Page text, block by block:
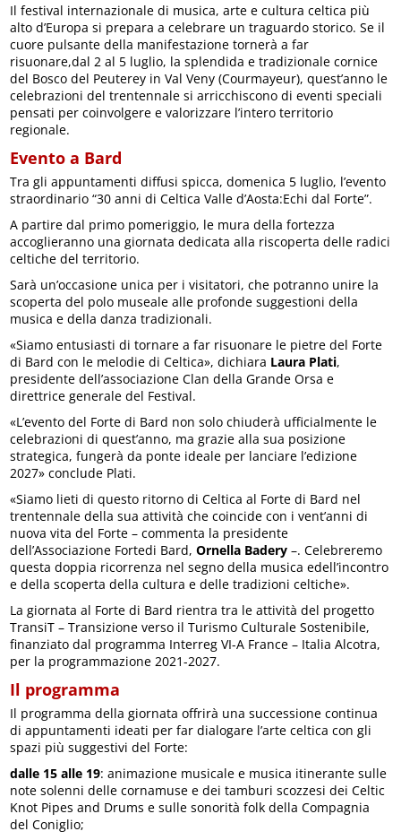
Il festival internazionale di musica, arte e cultura celtica più
alto d’Europa si prepara a celebrare un traguardo storico. Se il
cuore pulsante della manifestazione tornerà a far
risuonare,dal 2 al 5 luglio, la splendida e tradizionale cornice
del Bosco del Peuterey in Val Veny (Courmayeur), quest’anno le
celebrazioni del trentennale si arricchiscono di eventi speciali
pensati per coinvolgere e valorizzare l’intero territorio
regionale.
Evento a Bard
Tra gli appuntamenti diffusi spicca, domenica 5 luglio, l’evento
straordinario “30 anni di Celtica Valle d’Aosta:Echi dal Forte”.
A partire dal primo pomeriggio, le mura della fortezza
accoglieranno una giornata dedicata alla riscoperta delle radici
celtiche del territorio.
Sarà un’occasione unica per i visitatori, che potranno unire la
scoperta del polo museale alle profonde suggestioni della
musica e della danza tradizionali.
«Siamo entusiasti di tornare a far risuonare le pietre del Forte
di Bard con le melodie di Celtica», dichiara Laura Plati,
presidente dell’associazione Clan della Grande Orsa e
direttrice generale del Festival.
«L’evento del Forte di Bard non solo chiuderà ufficialmente le
celebrazioni di quest’anno, ma grazie alla sua posizione
strategica, fungerà da ponte ideale per lanciare l’edizione
2027» conclude Plati.
«Siamo lieti di questo ritorno di Celtica al Forte di Bard nel
trentennale della sua attività che coincide con i vent’anni di
nuova vita del Forte – commenta la presidente
dell’Associazione Fortedi Bard,Ornella Badery –. Celebreremo
questa doppia ricorrenza nel segno della musica edell’incontro
e della scoperta della cultura e delle tradizioni celtiche».
La giornata al Forte di Bard rientra tra le attività del progetto
TransiT – Transizione verso il Turismo Culturale Sostenibile,
finanziato dal programma Interreg VI-A France – Italia Alcotra,
per la programmazione 2021-2027.
Il programma
Il programma della giornata offrirà una successione continua
di appuntamenti ideati per far dialogare l’arte celtica con gli
spazi più suggestivi del Forte:
dalle 15 alle 19: animazione musicale e musica itinerante sulle
note solenni delle cornamuse e dei tamburi scozzesi dei Celtic
Knot Pipes and Drums e sulle sonorità folk della Compagnia
del Coniglio;